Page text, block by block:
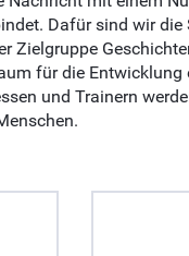
Dafür sind wir die
Zielgruppe
für die Entwicklung
und Trainern